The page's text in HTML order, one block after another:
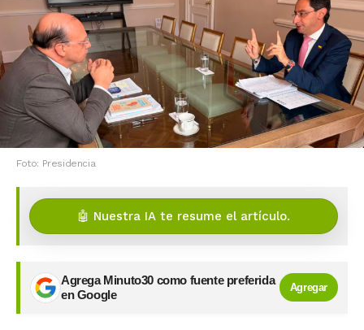
Foto: Presidencia
🤖 Nuestra IA te resume el artículo.
Agrega Minuto30 como fuente preferida
en Google
Agregar